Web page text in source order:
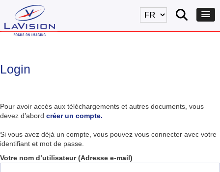
Login
Pour avoir accès aux téléchargements et autres documents, vous
devez d’abord créer un compte.
Si vous avez déjà un compte, vous pouvez vous connecter avec votre
identifiant et mot de passe.
Votre nom d’utilisateur (Adresse e-mail)